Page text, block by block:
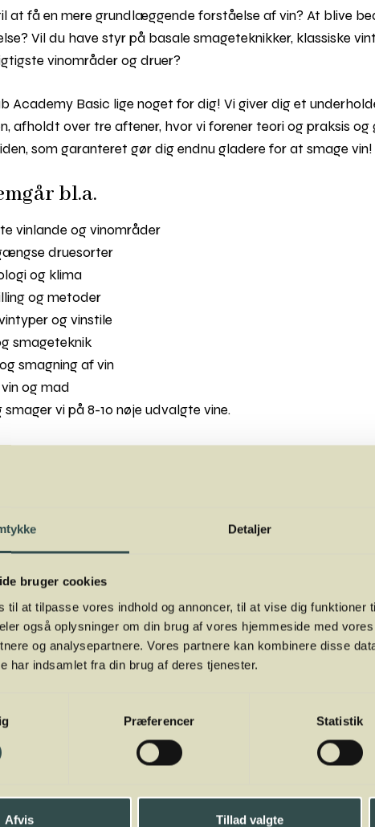
Detaljer
bruger cookies
til at tilpasse vores indhold og annoncer, til at vise dig funktioner
også oplysninger om din brug af vores hjemmeside med
og analysepartnere. Vores partnere kan kombinere disse
har indsamlet fra din brug af deres tjenester.
Præferencer Statistik
Afvis Tillad valgte
at få en mere grundlæggende forståelse af vin? At blive
Vil du have styr på basale smageteknikker, klassiske
vinområder og druer?
Academy Basic lige noget for dig! Vi giver dig et
afholdt over tre aftener, hvor vi forener teori og praksis og
som garanteret gør dig endnu gladere for at smage vin!
bl.a.
vinlande og vinområder
druesorter
og klima
og metoder
og vinstile
smageteknik
smagning af vin
og mad
smager vi på 8-10 nøje udvalgte vine.
Academy i TRÆ, Kalkværksvej 5, 19. sal, 8000 Aarhus C
Private og professionelle (kræver ingen forudsætninger for
: Mads Jordansen
: Max 24
i samarbejde med FO-Aarhus.
refunderes eller ombyttes, men de kan frit